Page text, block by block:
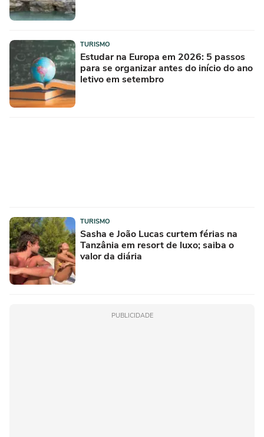
TURISMO
Estudar na Europa em 2026: 5 passos
para se organizar antes do início do ano
letivo em setembro
TURISMO
Sasha e João Lucas curtem férias na
Tanzânia em resort de luxo; saiba o
valor da diária
PUBLICIDADE